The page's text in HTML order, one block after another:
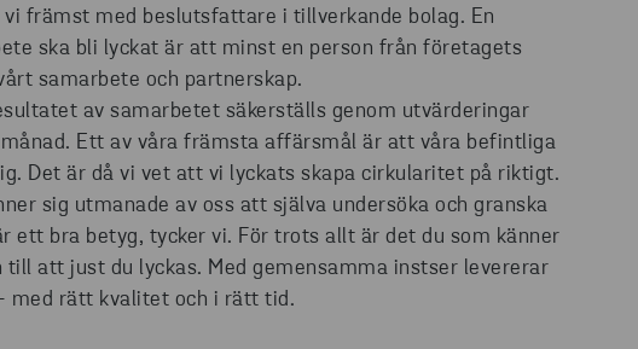
främst med beslutsfattare i tillverkande bolag. En
ska bli lyckat är att minst en person från företagets
samarbete och partnerskap.
av samarbetet säkerställs genom utvärderingar
Ett av våra främsta affärsmål är att våra befintliga
Det är då vi vet att vi lyckats skapa cirkularitet på riktigt.
sig utmanade av oss att själva undersöka och granska
ett bra betyg, tycker vi. För trots allt är det du som känner
att just du lyckas. Med gemensamma instser levererar
med rätt kvalitet och i rätt tid.